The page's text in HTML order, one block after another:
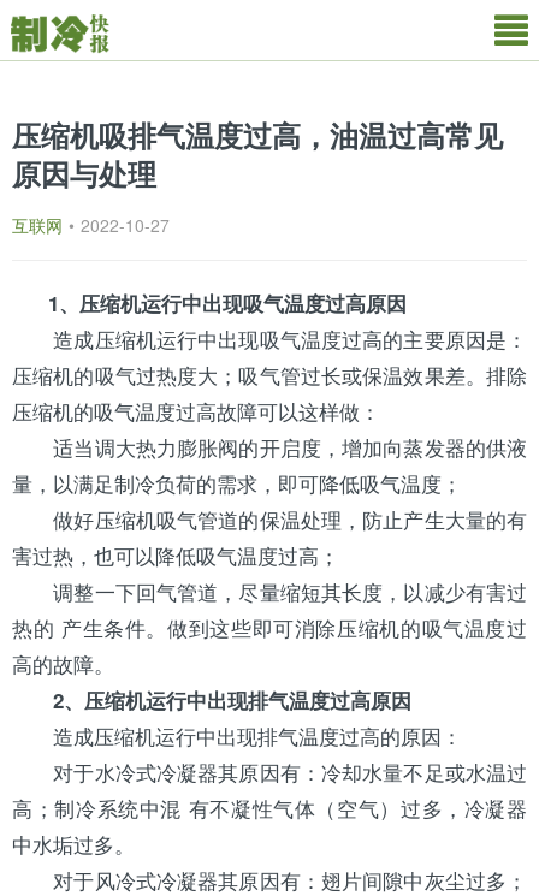
压缩机吸排气温度过高，油温过高常见
原因与处理
互联网 • 2022-10-27
1、 压缩机运行中出现吸气温度过高原因
造成压缩机运行中出现吸气温度过高的主要原因是：
压缩机的吸气过热度大；吸气管过长或保温效果差。排除
压缩机的吸气温度过高故障可以这样做：
适当调大热力膨胀阀的开启度，增加向蒸发器的供液
量，以满足制冷负荷的需求，即可降低吸气温度；
做好压缩机吸气管道的保温处理，防止产生大量的有
害过热，也可以降低吸气温度过高；
调整一下回气管道，尽量缩短其长度，以减少有害过
热的 产生条件。做到这些即可消除压缩机的吸气温度过
高的故障。
2、压缩机运行中出现排气温度过高原因
造成压缩机运行中出现排气温度过高的原因：
对于水冷式冷凝器其原因有：冷却水量不足或水温过
高；制冷系统中混 有不凝性气体（空气）过多，冷凝器
中水垢过多。
对于风冷式冷凝器其原因有：翅片间隙中灰尘过多；